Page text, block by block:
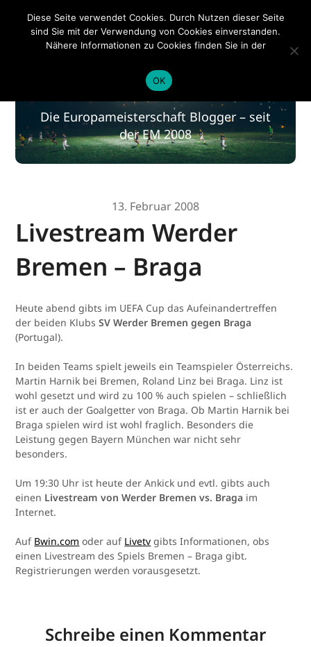
EM 2020
EM 2020
Die Europameisterschaft Blogger – seit
der EM 2008
13. Februar 2008
Livestream Werder
Bremen – Braga
Heute abend gibts im UEFA Cup das Aufeinandertreffen
der beiden KlubsSV Werder Bremen gegen Braga
(Portugal).
In beiden Teams spielt jeweils ein Teamspieler Österreichs.
Martin Harnik bei Bremen, Roland Linz bei Braga. Linz ist
wohl gesetzt und wird zu 100 % auch spielen – schließlich
ist er auch der Goalgetter von Braga. Ob Martin Harnik bei
Braga spielen wird ist wohl fraglich. Besonders die
Leistung gegen Bayern München war nicht sehr
besonders.
Um 19:30 Uhr ist heute der Ankick und evtl. gibts auch
einen Livestream von Werder Bremen vs. Braga im
Internet.
Auf Bwin.com oder auf Livetv gibts Informationen, obs
einen Livestream des Spiels Bremen – Braga gibt.
Registrierungen werden vorausgesetzt.
Schreibe einen Kommentar
Diese Seite verwendet Cookies. Durch Nutzen dieser Seite
sind Sie mit der Verwendung von Cookies einverstanden.
Nähere Informationen zu Cookies finden Sie in der
OK